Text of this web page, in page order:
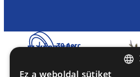
30 perc
ELKÉSZÍTÉS
Az articsóka konzervet
Ez a weboldal sütiket